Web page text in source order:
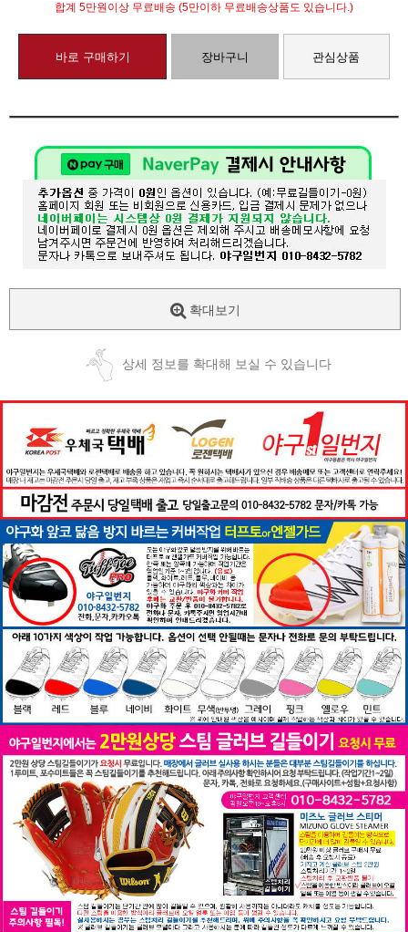
합계 5만원이상 무료배송 (5만이하 무료배송상품도 있습니다.)
바로 구매하기 장바구니 관심상품
확대보기
상세 정보를 확대해 보실 수 있습니다